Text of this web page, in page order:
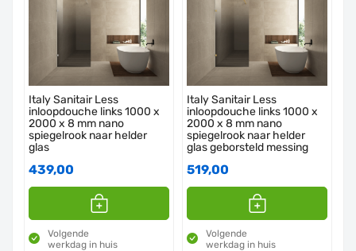
Italy Sanitair Less
inloopdouche links 1000 x
2000 x 8 mm nano
spiegelrook naar helder
glas
439,00
Volgende
werkdag in huis
Italy Sanitair Less
inloopdouche links 1000 x
2000 x 8 mm nano
spiegelrook naar helder
glas geborsteld messing
519,00
Volgende
werkdag in huis